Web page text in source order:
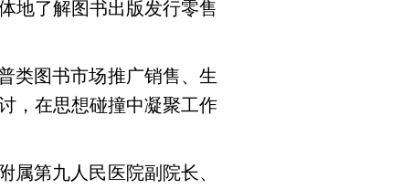
地了解图书出版发行零售
类图书市场推广销售、生
，在思想碰撞中凝聚工作
属第九人民医院副院长、